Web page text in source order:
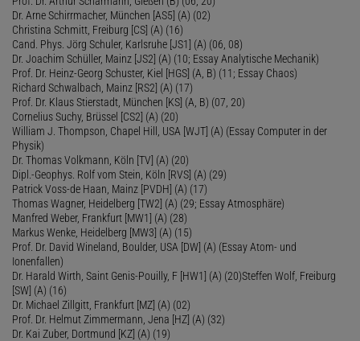
Dr. Arne Schirrmacher, München [AS5] (A) (02)
Christina Schmitt, Freiburg [CS] (A) (16)
Cand. Phys. Jörg Schuler, Karlsruhe [JS1] (A) (06, 08)
Dr. Joachim Schüller, Mainz [JS2] (A) (10; Essay Analytische Mechanik)
Prof. Dr. Heinz-Georg Schuster, Kiel [HGS] (A, B) (11; Essay Chaos)
Richard Schwalbach, Mainz [RS2] (A) (17)
Prof. Dr. Klaus Stierstadt, München [KS] (A, B) (07, 20)
Cornelius Suchy, Brüssel [CS2] (A) (20)
William J. Thompson, Chapel Hill, USA [WJT] (A) (Essay Computer in der
Physik)
Dr. Thomas Volkmann, Köln [TV] (A) (20)
Dipl.-Geophys. Rolf vom Stein, Köln [RVS] (A) (29)
Patrick Voss-de Haan, Mainz [PVDH] (A) (17)
Thomas Wagner, Heidelberg [TW2] (A) (29; Essay Atmosphäre)
Manfred Weber, Frankfurt [MW1] (A) (28)
Markus Wenke, Heidelberg [MW3] (A) (15)
Prof. Dr. David Wineland, Boulder, USA [DW] (A) (Essay Atom- und
Ionenfallen)
Dr. Harald Wirth, Saint Genis-Pouilly, F [HW1] (A) (20)Steffen Wolf, Freiburg
[SW] (A) (16)
Dr. Michael Zillgitt, Frankfurt [MZ] (A) (02)
Prof. Dr. Helmut Zimmermann, Jena [HZ] (A) (32)
Dr. Kai Zuber, Dortmund [KZ] (A) (19)